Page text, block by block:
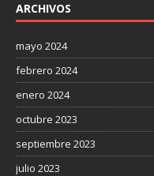
ARCHIVOS
mayo 2024
febrero 2024
enero 2024
octubre 2023
septiembre 2023
julio 2023